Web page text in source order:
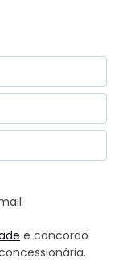
e concordo